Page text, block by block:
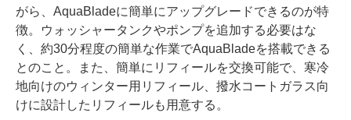
がら、AquaBladeに簡単にアップグレードできるのが特
徴。ウォッシャータンクやポンプを追加する必要はな
く、約30分程度の簡単な作業でAquaBladeを搭載できる
とのこと。また、簡単にリフィールを交換可能で、寒冷
地向けのウィンター用リフィール、撥水コートガラス向
けに設計したリフィールも用意する。